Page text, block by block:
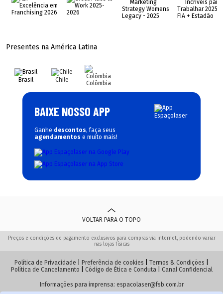
Presentes na América Latina
Brasil Chile Colômbia
BAIXE NOSSO APP
Ganhe descontos, faça seus
agendamentos e muito mais!
VOLTAR PARA O TOPO
Preços e condições de pagamento exclusivos para compras via internet, podendo variar
nas lojas físicas
Política de Privacidade Preferência de cookies Termos & Condições
Política de Cancelamento
Código de Ética e Conduta| Canal Confidencial
Informações para imprensa: espacolaser@fsb.com.br